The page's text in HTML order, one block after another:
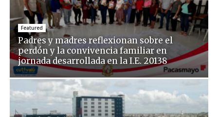
Featured
Padres y madres reflexionan sobre el
perdón y la convivencia familiar en
jornada desarrollada en la I.E. 20138